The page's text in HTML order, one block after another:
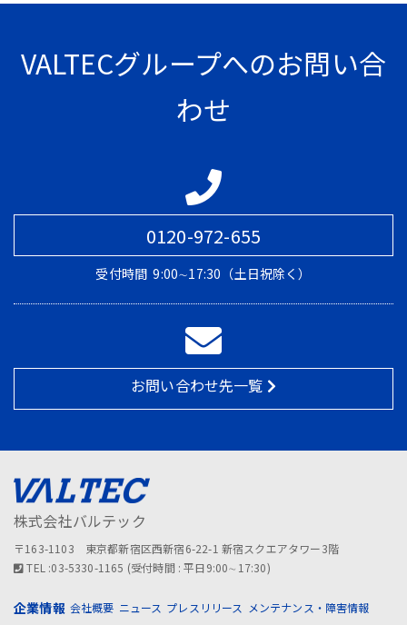
VALTECグループへのお問い合
わせ
0120-972-655
受付時間 9:00∼17:30（土日祝除く）
お問い合わせ先一覧
株式会社バルテック
〒163-1103 東京都新宿区西新宿6-22-1 新宿スクエアタワー3階
TEL :03-5330-1165 (受付時間 : 平日9:00∼17:30)
企業情報 会社概要 ニュース プレスリリース メンテナンス・障害情報